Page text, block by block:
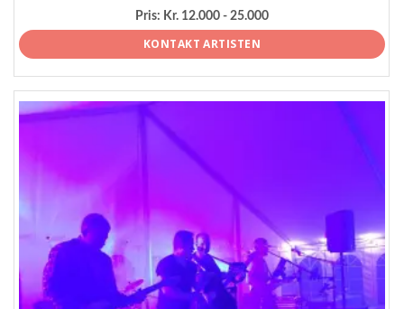
Pris: Kr. 12.000 - 25.000
KONTAKT ARTISTEN